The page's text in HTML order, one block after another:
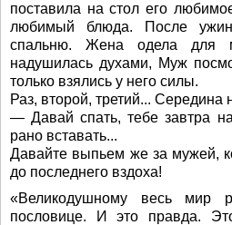
поставила на стол его
любимый блюда. После
спальню. Жена одела для
надушилась духами, Муж
только взялись у него силы.
Раз, второй, третий... Середина
— Давай спать, тебе завтра
рано вставать...
Давайте выпьем же за мужей,
до последнего вздоха!
«Великодушному весь мир
пословице. И это правда.